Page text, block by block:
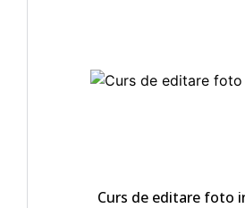
Curs de editare foto